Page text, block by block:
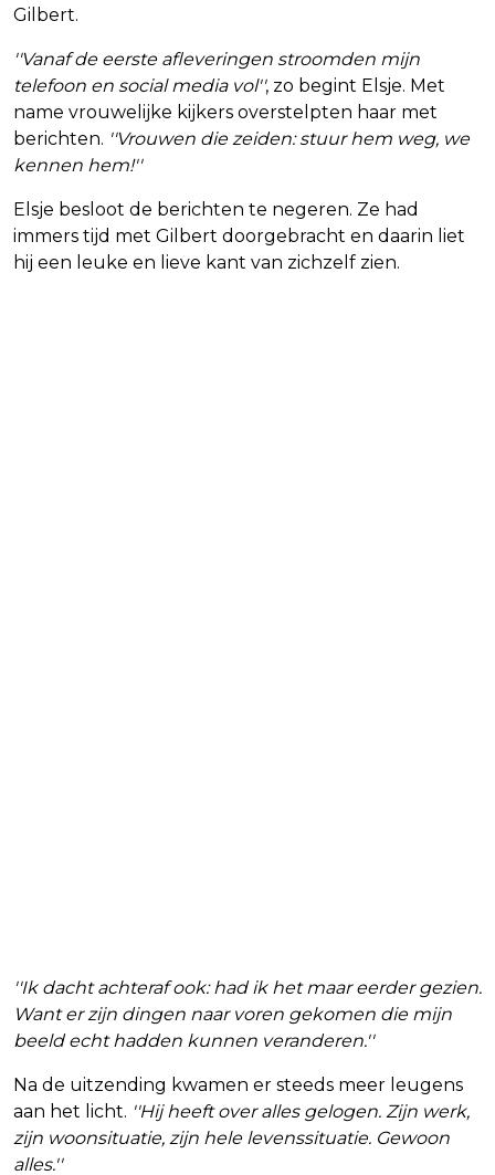
Gilbert.
''Vanaf de eerste afleveringen stroomden mijn
telefoon en social media vol'', zo begint Elsje. Met
name vrouwelijke kijkers overstelpten haar met
berichten. ''Vrouwen die zeiden: stuur hem weg, we
kennen hem!''
Elsje besloot de berichten te negeren. Ze had
immers tijd met Gilbert doorgebracht en daarin liet
hij een leuke en lieve kant van zichzelf zien.
''Ik dacht achteraf ook: had ik het maar eerder gezien.
Want er zijn dingen naar voren gekomen die mijn
beeld echt hadden kunnen veranderen.''
Na de uitzending kwamen er steeds meer leugens
aan het licht. ''Hij heeft over alles gelogen. Zijn werk,
zijn woonsituatie, zijn hele levenssituatie. Gewoon
alles.''